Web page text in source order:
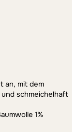
an, mit dem
schmeichelhaft
1%